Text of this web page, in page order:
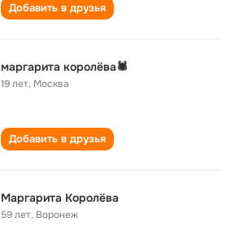
Добавить в друзья
маргарита королёва🕷
19 лет, Москва
Добавить в друзья
Маргарита Королёва
59 лет, Воронеж